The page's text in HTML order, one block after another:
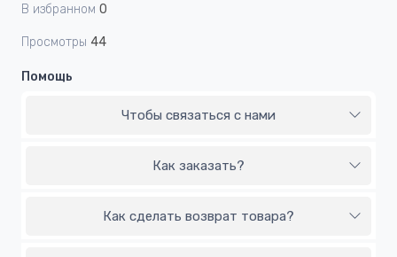
В избранном 0
Просмотры 44
Помощь
Чтобы связаться с нами
Как заказать?
Как сделать возврат товара?